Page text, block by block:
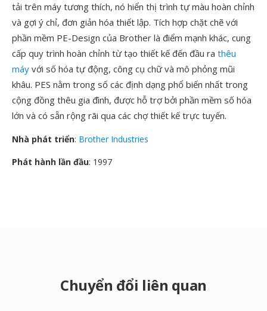
tải trên máy tương thích, nó hiển thị trình tự màu hoàn chỉnh
và gợi ý chỉ, đơn giản hóa thiết lập. Tích hợp chặt chẽ với
phần mềm PE-Design của Brother là điểm mạnh khác, cung
cấp quy trình hoàn chỉnh từ tạo thiết kế đến đầu ra thêu
máy với số hóa tự động, công cụ chữ và mô phỏng mũi
khâu. PES nằm trong số các định dạng phổ biến nhất trong
cộng đồng thêu gia đình, được hỗ trợ bởi phần mềm số hóa
lớn và có sẵn rộng rãi qua các chợ thiết kế trực tuyến.
Nhà phát triển: Brother Industries
Phát hành lần đầu: 1997
Chuyển đổi liên quan